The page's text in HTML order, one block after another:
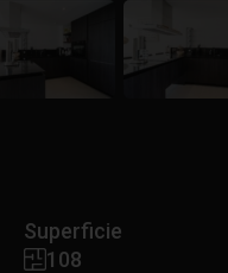
Superficie
108